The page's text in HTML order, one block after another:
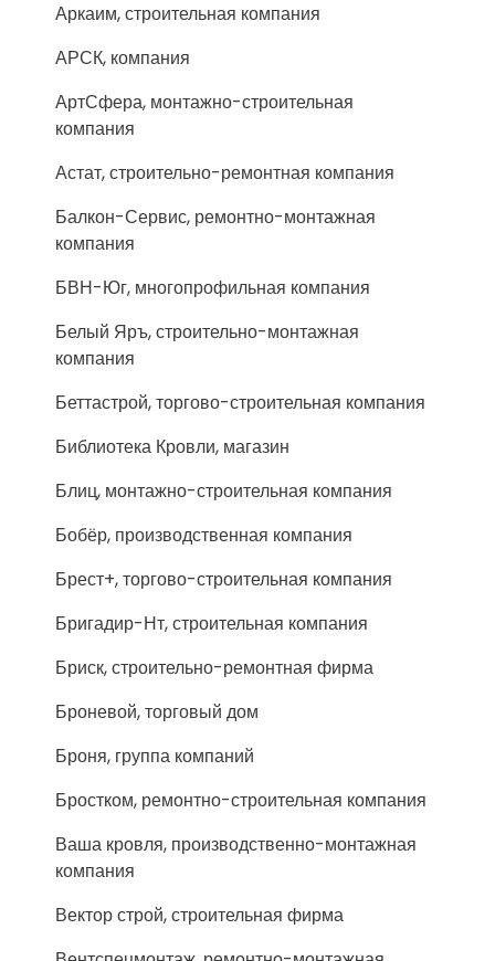
Аркаим, строительная компания
АРСК, компания
АртСфера, монтажно-строительная
компания
Астат, строительно-ремонтная компания
Балкон-Сервис, ремонтно-монтажная
компания
БВН-Юг, многопрофильная компания
Белый Яръ, строительно-монтажная
компания
Беттастрой, торгово-строительная компания
Библиотека Кровли, магазин
Блиц, монтажно-строительная компания
Бобёр, производственная компания
Брест+, торгово-строительная компания
Бригадир-Нт, строительная компания
Бриск, строительно-ремонтная фирма
Броневой, торговый дом
Броня, группа компаний
Бростком, ремонтно-строительная компания
Ваша кровля, производственно-монтажная
компания
Вектор строй, строительная фирма